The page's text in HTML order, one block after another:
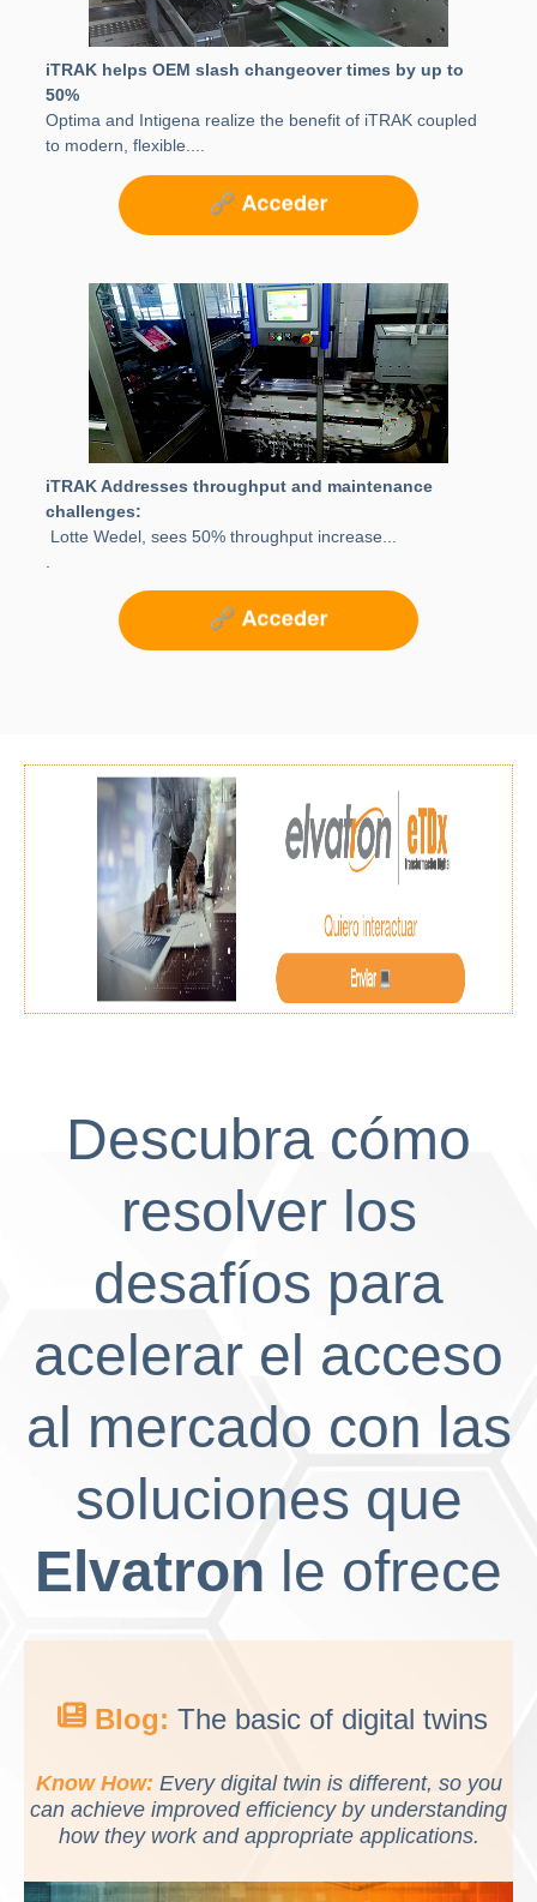
iTRAK helps OEM slash changeover times by up to
50%
Optima and Intigena realize the benefit of iTRAK coupled
to modern, flexible....
iTRAK Addresses throughput and maintenance
challenges:
Lotte Wedel, sees 50% throughput increase...
Descubra cómo
resolver los
desafíos para
acelerar el acceso
al mercado con las
soluciones que
Elvatron le ofrece
Blog: The basic of digital twins
Know How: Every digital twin is different, so you
can achieve improved efficiency by understanding
how they work and appropriate applications.